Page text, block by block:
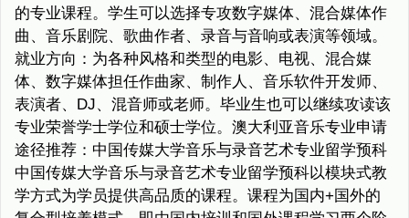
的专业课程。学生可以选择专攻数字媒体、混合媒体作
曲、音乐剧院、歌曲作者、录音与音响或表演等领域。
就业方向：为各种风格和类型的电影、电视、混合媒
体、数字媒体担任作曲家、制作人、音乐软件开发师、
表演者、DJ、混音师或老师。毕业生也可以继续攻读该
专业荣誉学士学位和硕士学位。澳大利亚音乐专业申请
途径推荐：中国传媒大学音乐与录音艺术专业留学预科
中国传媒大学音乐与录音艺术专业留学预科以模块式教
学方式为学员提供高品质的课程。课程为国内+国外的